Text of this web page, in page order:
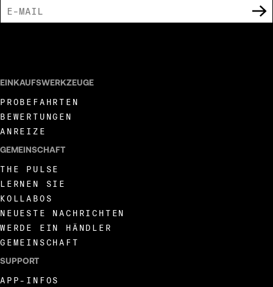
EINKAUFSWERKZEUGE
PROBEFAHRTEN
BEWERTUNGEN
ANREIZE
GEMEINSCHAFT
THE PULSE
LERNEN SIE
KOLLABOS
NEUESTE NACHRICHTEN
WERDE EIN HÄNDLER
GEMEINSCHAFT
SUPPORT
APP-INFOS